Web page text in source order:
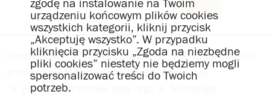
Strona główna Katalog produktów
Porządkowanie i
archiwizacja
Systemy archiwizacji easy orga
Produkty kartonowe easy orga
zgodę na instalowanie na Twoim
urządzeniu końcowym plików cookies
wszystkich kategorii, kliknij przycisk
„Akceptuję wszystko”. W przypadku
kliknięcia przycisku „Zgoda na niezbędne
pliki cookies” niestety nie będziemy mogli
spersonalizować treści do Twoich
potrzeb.